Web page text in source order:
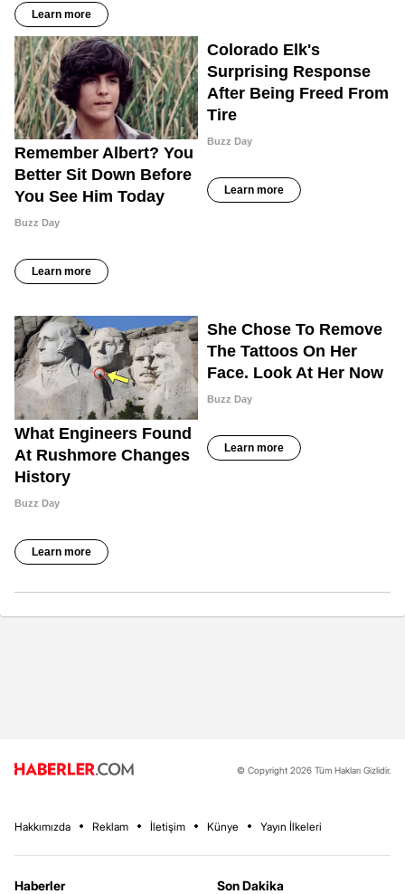
© Copyright 2026 Tüm Hakları Gizlidir.
Hakkımızda Reklam İletişim Künye Yayın İlkeleri
Haberler
Son Dakika